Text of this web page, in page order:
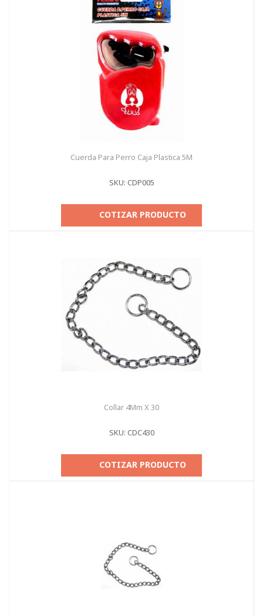
Cuerda Para Perro Caja Plastica 5M
SKU: CDP005
COTIZAR PRODUCTO
Collar 4Mm X 30
SKU: CDC430
COTIZAR PRODUCTO